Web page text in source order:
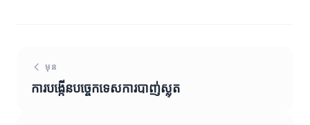
មុន
ការបង្កើនបច្ចេកទេសការបាញ់ស្លុត